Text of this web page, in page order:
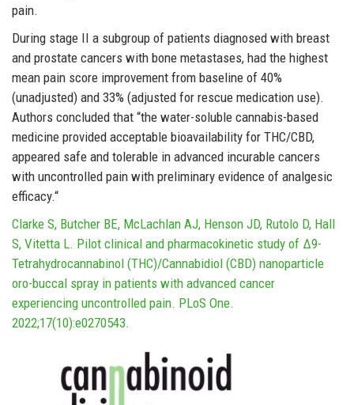
pain.
During stage II a subgroup of patients diagnosed with breast
and prostate cancers with bone metastases, had the highest
mean pain score improvement from baseline of 40%
(unadjusted) and 33% (adjusted for rescue medication use).
Authors concluded that “the water-soluble cannabis-based
medicine provided acceptable bioavailability for THC/CBD,
appeared safe and tolerable in advanced incurable cancers
with uncontrolled pain with preliminary evidence of analgesic
efficacy.“
Clarke S, Butcher BE, McLachlan AJ, Henson JD, Rutolo D, Hall
S, Vitetta L. Pilot clinical and pharmacokinetic study of Δ9-
Tetrahydrocannabinol (THC)/Cannabidiol (CBD) nanoparticle
oro-buccal spray in patients with advanced cancer
experiencing uncontrolled pain. PLoS One.
2022;17(10):e0270543.